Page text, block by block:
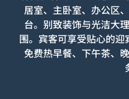
居室、主卧室、办公区
台。别致装饰与光洁大
围。宾客可享受贴心的
免费热早餐、下午茶、